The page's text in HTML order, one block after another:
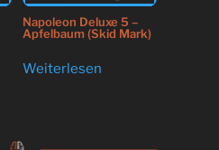
Napoleon Deluxe 5 –
Apfelbaum (Skid Mark)
Weiterlesen